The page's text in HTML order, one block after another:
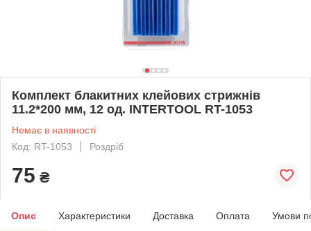
Комплект блакитних клейових стрижнів
11.2*200 мм, 12 од. INTERTOOL RT-1053
Немає в наявності
Код: RT-1053
Роздріб
75 ₴
Опис Характеристики Доставка Оплата Умови